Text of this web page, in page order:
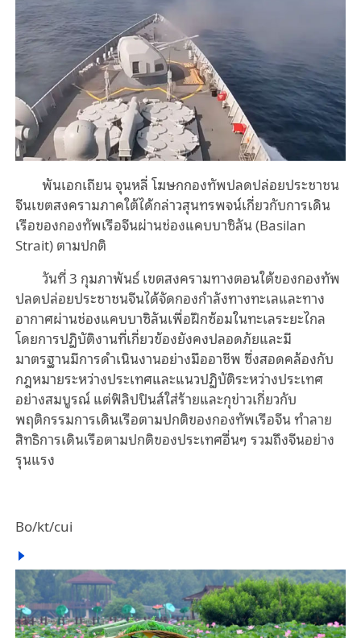
พันเอกเถียน จุนหลี่ โฆษกกองทัพปลดปล่อยประชาชน
จีนเขตสงครามภาคใต้ได้กล่าวสุนทรพจน์เกี่ยวกับการเดิน
เรือของกองทัพเรือจีนผ่านช่องแคบบาซิลัน (Basilan
Strait) ตามปกติ
วันที่ 3 กุมภาพันธ์ เขตสงครามทางตอนใต้ของกองทัพ
ปลดปล่อยประชาชนจีนได้จัดกองกำลังทางทะเลและทาง
อากาศผ่านช่องแคบบาซิลันเพื่อฝึกซ้อมในทะเลระยะไกล
โดยการปฏิบัติงานที่เกี่ยวข้องยังคงปลอดภัยและมี
มาตรฐานมีการดำเนินงานอย่างมืออาชีพ ซึ่งสอดคล้องกับ
กฎหมายระหว่างประเทศและแนวปฏิบัติระหว่างประเทศ
อย่างสมบูรณ์ แต่ฟิลิปปินส์ใส่ร้ายและกุข่าวเกี่ยวกับ
พฤติกรรมการเดินเรือตามปกติของกองทัพเรือจีน ทําลาย
สิทธิการเดินเรือตามปกติของประเทศอื่นๆ รวมถึงจีนอย่าง
รุนแรง
Bo/kt/cui